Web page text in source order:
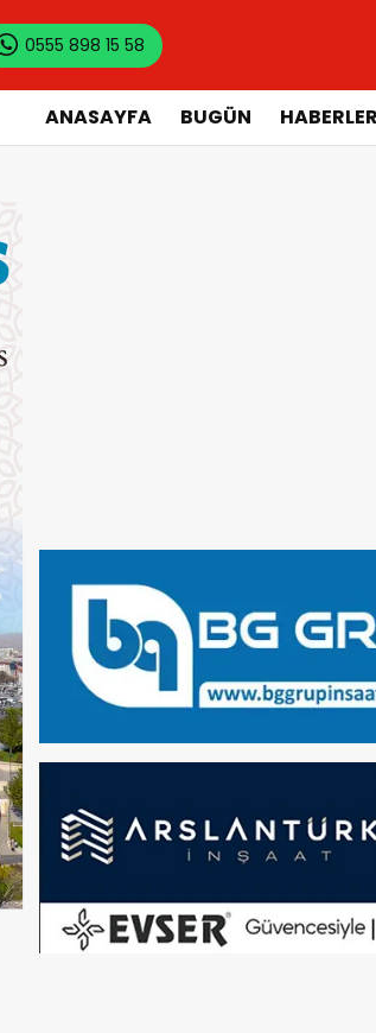
0555 898 15 58
ANASAYFA BUGÜN HABERLER